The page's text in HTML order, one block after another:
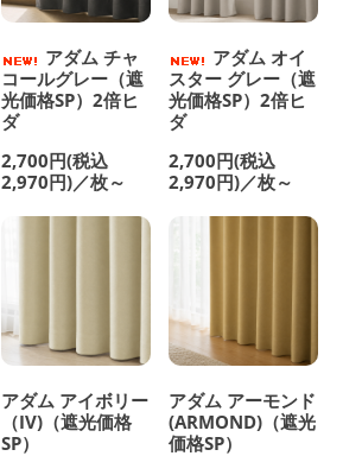
アダム チャ
コールグレー（遮
光価格SP）2倍ヒ
ダ
2,700円(税込
2,970円)／枚～
アダム オイ
スター グレー（遮
光価格SP）2倍ヒ
ダ
2,700円(税込
2,970円)／枚～
アダム アイボリー
（IV)（遮光価格
SP）
アダム アーモンド
(ARMOND)（遮光
価格SP）